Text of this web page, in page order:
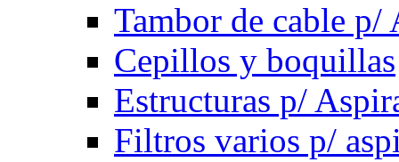
Tambor de cable p/
Cepillos y boquillas
Estructuras p/
Filtros varios p/